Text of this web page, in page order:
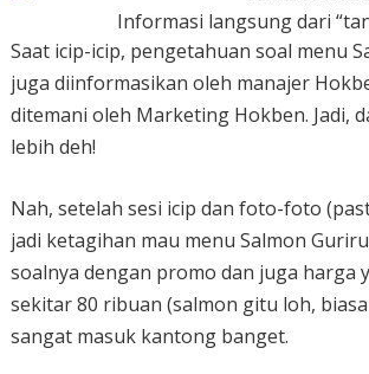
Informasi langsung dari
Saat icip-icip, pengetahuan soal menu
juga diinformasikan oleh manajer
ditemani oleh Marketing Hokben. Jadi,
lebih deh!
Nah, setelah sesi icip dan foto-foto
jadi ketagihan mau menu Salmon
soalnya dengan promo dan juga harga
sekitar 80 ribuan (salmon gitu loh,
sangat masuk kantong banget.